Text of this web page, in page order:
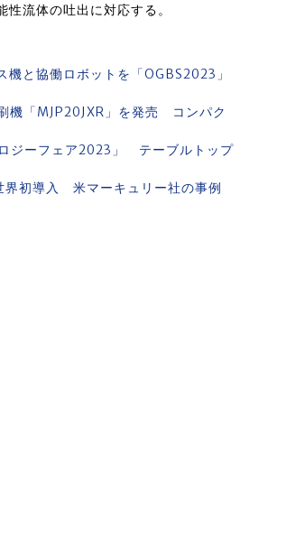
流体の吐出に対応する。
と協働ロボットを「OGBS2023」
機「MJP20JXR」を発売 コンパク
ロジーフェア2023」 テーブルトップ
初導入 米マーキュリー社の事例